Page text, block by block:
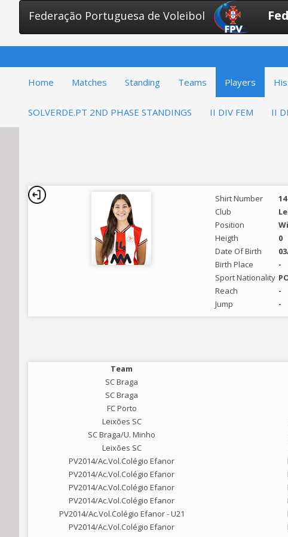
Federação Portuguesa de Voleibol
Home Matches Standing Teams Players
SOLVERDE.PT 2ND PHASE STANDINGS II DIV FEM II
Shirt Number
14
Club
Position
Heigth
0
Date Of Birth
Birth Place
-
Sport Nationality
Reach
-
Jump
-
Team
SC Braga
SC Braga
FC Porto
Leixões SC
SC Braga/U. Minho
Leixões SC
PV2014/Ac.Vol.Colégio Efanor
PV2014/Ac.Vol.Colégio Efanor
PV2014/Ac.Vol.Colégio Efanor
PV2014/Ac.Vol.Colégio Efanor
PV2014/Ac.Vol.Colégio Efanor - U21
PV2014/Ac.Vol.Colégio Efanor